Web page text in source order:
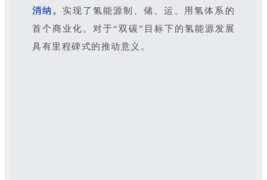
消纳。 实现了氢能源制、储、运、用氢体系的
首个商业化。对于“双碳”目标下的氢能源发展
具有里程碑式的推动意义。